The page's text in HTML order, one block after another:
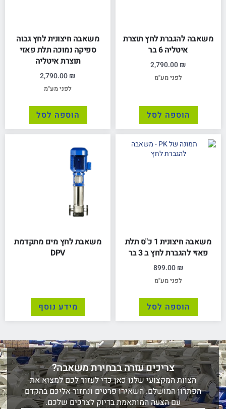
משאבה להגברת לחץ תוצרת
איטליה 6 בר
2,790.00₪
לפני מע"מ
הוספה לסל
משאבה חיצונית לחץ גבוה
ספיקה נמוכה תלת פאזי
תוצרת איטליה
2,790.00₪
לפני מע"מ
הוספה לסל
משאבה חיצונית 1 כ"ס תלת
פאזי להגברת לחץ ב 3 בר
899.00₪
לפני מע"מ
הוספה לסל
משאבת לחץ מים מתקדמת
DPV
מידע נוסף
צריכים עזרה בבחירת משאבה?
הצוות המקצועי שלנו כאן כדי לעזור לכם למצוא את
הפתרון המושלם. השאירו פרטים ונחזור אליכם בהקדם
עם הצעה המותאמת בדיוק לצרכים שלכם.